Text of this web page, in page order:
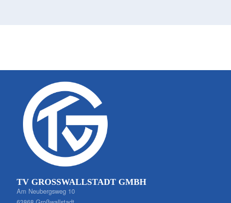
TV GROSSWALLSTADT GMBH
Am Neubergsweg 10